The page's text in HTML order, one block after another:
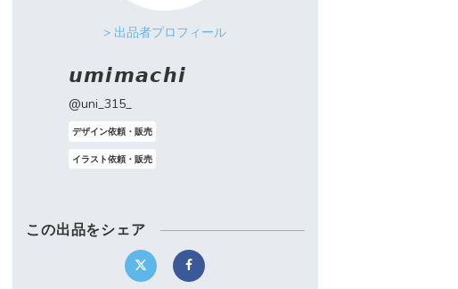
> 出品者プロフィール
𝙪𝙢𝙞𝙢𝙖𝙘𝙝𝙞
@uni_315_
デザイン依頼・販売
イラスト依頼・販売
この出品をシェア